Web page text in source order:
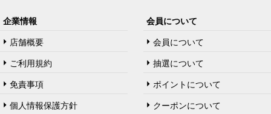
企業情報
店舗概要
ご利用規約
免責事項
個人情報保護方針
会員について
会員について
抽選について
ポイントについて
クーポンについて